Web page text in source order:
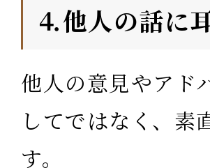
⒋他人の話に
他人の意見やアド
してではなく、素
す。